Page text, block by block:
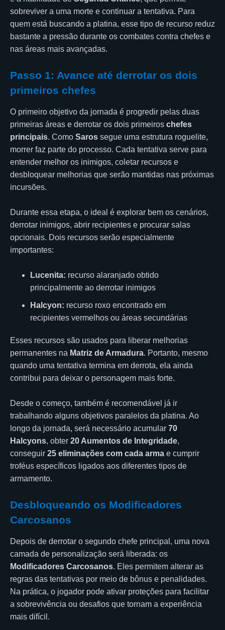
sobreviver a uma morte e continuar a tentativa. Para
quem está buscando a platina, esse tipo de recurso reduz
bastante a pressão durante os combates contra chefes e
nas áreas mais avançadas.
Passo 1: Avance até derrotar os dois
primeiros chefes
O primeiro objetivo da jornada é progredir pelas duas
primeiras áreas e derrotar os dois primeiros chefes
principais. Como Saros segue uma estrutura roguelite,
morrer faz parte do processo. Cada tentativa serve para
entender melhor os inimigos, coletar recursos e
desbloquear melhorias que serão mantidas nas próximas
incursões.
Durante essa etapa, o ideal é explorar bem os cenários,
derrotar inimigos, abrir recipientes e procurar salas
opcionais. Dois recursos serão especialmente
importantes:
Lucenita: recurso alaranjado obtido
principalmente ao derrotar inimigos
Halcyon: recurso roxo encontrado em
recipientes vermelhos ou áreas secundárias
Esses recursos são usados para liberar melhorias
permanentes na Matriz de Armadura. Portanto, mesmo
quando uma tentativa termina em derrota, ela ainda
contribui para deixar o personagem mais forte.
Desde o começo, também é recomendável já ir
trabalhando alguns objetivos paralelos da platina. Ao
longo da jornada, será necessário acumular 70
Halcyons, obter 20 Aumentos de Integridade,
conseguir 25 eliminações com cada arma e cumprir
troféus específicos ligados aos diferentes tipos de
armamento.
Desbloqueando os Modificadores
Carcosanos
Depois de derrotar o segundo chefe principal, uma nova
camada de personalização será liberada: os
Modificadores Carcosanos. Eles permitem alterar as
regras das tentativas por meio de bônus e penalidades.
Na prática, o jogador pode ativar proteções para facilitar
a sobrevivência ou desafios que tornam a experiência
mais difícil.